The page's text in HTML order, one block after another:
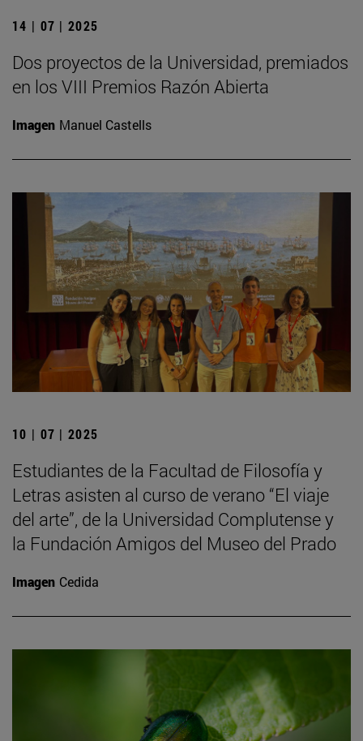
14 | 07 | 2025
Dos proyectos de la Universidad, premiados
en los VIII Premios Razón Abierta
Imagen Manuel Castells
10 | 07 | 2025
Estudiantes de la Facultad de Filosofía y
Letras asisten al curso de verano “El viaje
del arte”, de la Universidad Complutense y
la Fundación Amigos del Museo del Prado
Imagen Cedida